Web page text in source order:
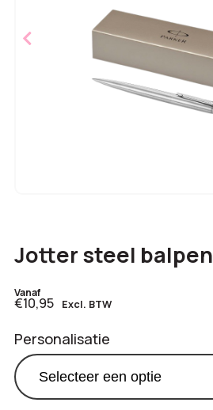
Jotter steel balpen
Vanaf
€10,95 Excl. BTW
Personalisatie